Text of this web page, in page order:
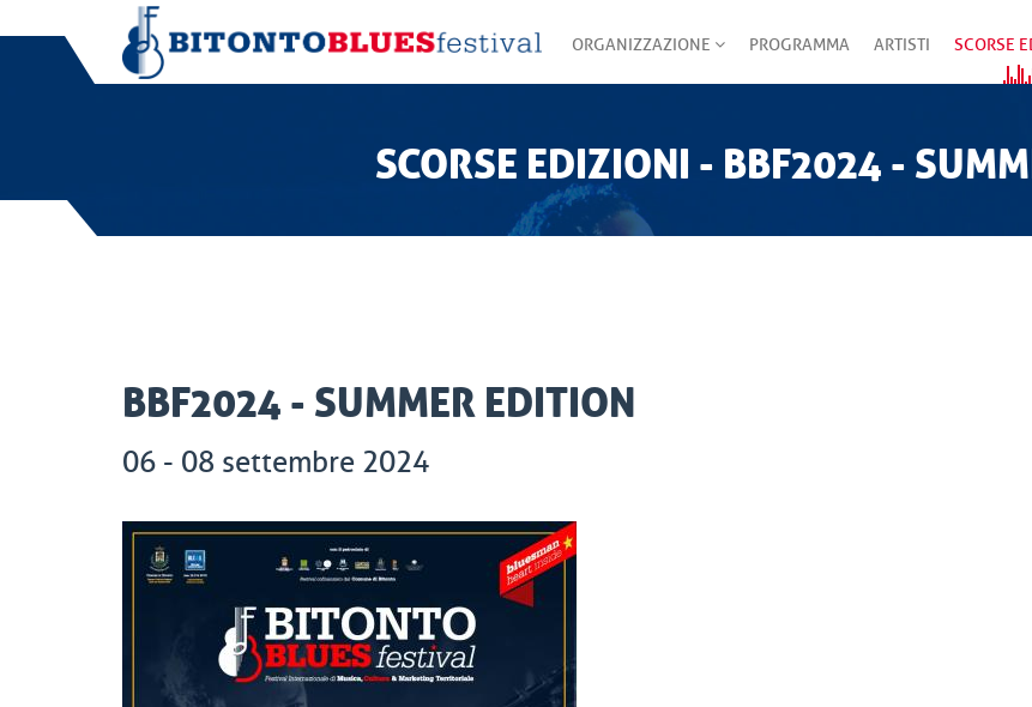
ORGANIZZAZIONE PROGRAMMA ARTISTI SCORSE
SCORSE EDIZIONI - BBF2024 -
BBF2024 - SUMMER EDITION
06 - 08 settembre 2024